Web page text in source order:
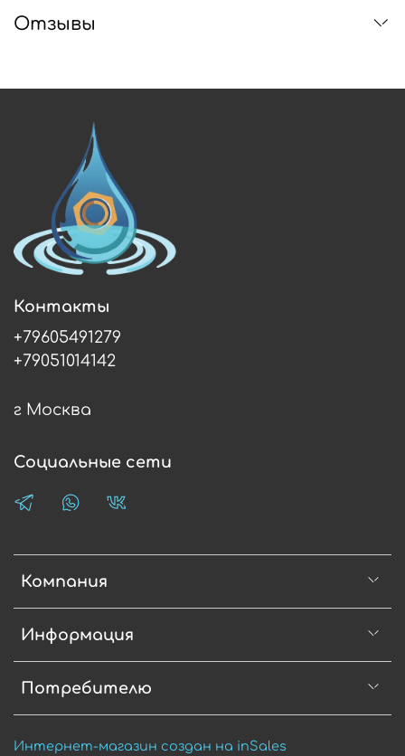
Отзывы
Компания
Информация
Потребителю
Контакты
+79605491279
+79051014142
г Москва
Социальные сети
Интернет-магазин создан на inSales